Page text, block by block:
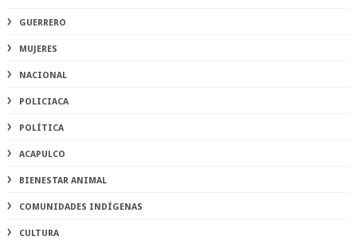
GUERRERO
MUJERES
NACIONAL
POLICIACA
POLÍTICA
ACAPULCO
BIENESTAR ANIMAL
COMUNIDADES INDÍGENAS
CULTURA